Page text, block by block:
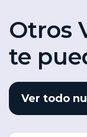
Otros
te
Ver todo